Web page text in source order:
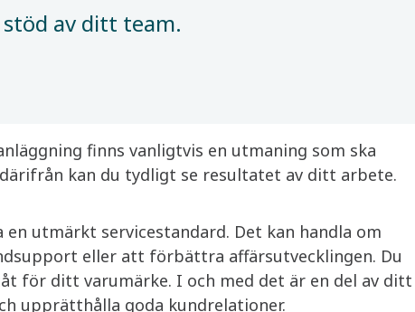
av ditt team.​
finns vanligtvis en utmaning som ska
kan du tydligt se resultatet av ditt arbete.
utmärkt servicestandard. Det kan handla om
eller att förbättra affärsutvecklingen. Du
för ditt varumärke. I och med det är en del av ditt
upprätthålla goda kundrelationer.